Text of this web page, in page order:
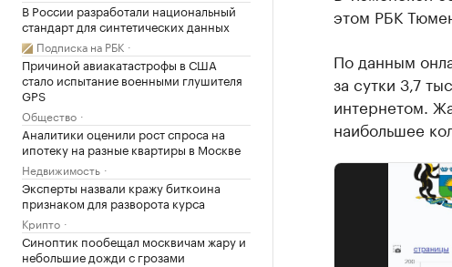
В России разработали национальный
стандарт для синтетических данных
Подписка на РБК
Причиной авиакатастрофы в США
стало испытание военными глушителя
GPS
Общество
Аналитики оценили рост спроса на
ипотеку на разные квартиры в Москве
Недвижимость
Эксперты назвали кражу биткоина
признаком для разворота курса
Крипто
Синоптик пообещал москвичам жару и
небольшие дожди с грозами
этом РБК
По данным
за сутки 3,7
интернетом.
наибольшее